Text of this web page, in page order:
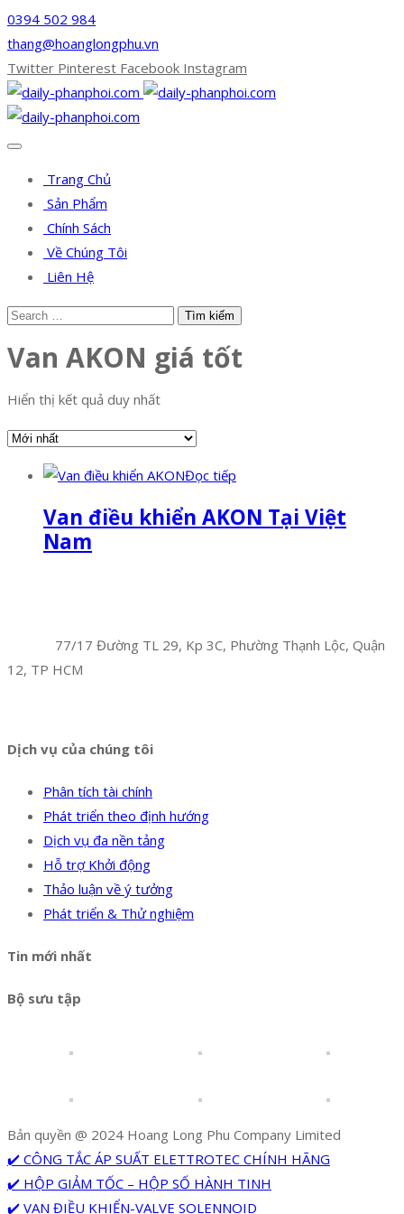
0394 502 984
thang@hoanglongphu.vn
Twitter Pinterest Facebook Instagram
Trang Chủ
Sản Phẩm
Chính Sách
Về Chúng Tôi
Liên Hệ
Van AKON giá tốt
Hiển thị kết quả duy nhất
Đọc tiếp
Van điều khiển AKON Tại Việt
Nam
77/17 Đường TL 29, Kp 3C, Phường Thạnh Lộc, Quận
12, TP HCM
Dịch vụ của chúng tôi
Phân tích tài chính
Phát triển theo định hướng
Dịch vụ đa nền tảng
Hỗ trợ Khởi động
Thảo luận về ý tưởng
Phát triển & Thử nghiệm
Tin mới nhất
Bộ sưu tập
Bản quyền @ 2024 Hoang Long Phu Company Limited
✔️ CÔNG TẮC ÁP SUẤT ELETTROTEC CHÍNH HÃNG
✔️ HỘP GIẢM TỐC – HỘP SỐ HÀNH TINH
✔️ VAN ĐIỀU KHIỂN-VALVE SOLENNOID